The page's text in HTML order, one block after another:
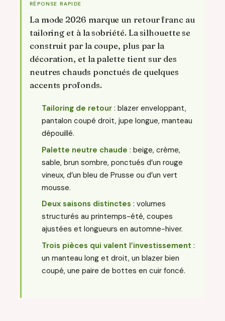
RÉPONSE RAPIDE
La mode 2026 marque un retour franc au
tailoring et à la sobriété. La silhouette se
construit par la coupe, plus par la
décoration, et la palette tient sur des
neutres chauds ponctués de quelques
accents profonds.
Tailoring de retour : blazer enveloppant,
pantalon coupé droit, jupe longue, manteau
dépouillé.
Palette neutre chaude : beige, crème,
sable, brun sombre, ponctués d’un rouge
vineux, d’un bleu de Prusse ou d’un vert
mousse.
Deux saisons distinctes : volumes
structurés au printemps-été, coupes
ajustées et longueurs en automne-hiver.
Trois pièces qui valent l’investissement :
un manteau long et droit, un blazer bien
coupé, une paire de bottes en cuir foncé.